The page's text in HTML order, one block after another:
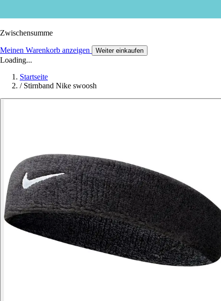
Zwischensumme
Meinen Warenkorb anzeigen Weiter einkaufen
Loading...
Startseite
/ Stirnband Nike swoosh